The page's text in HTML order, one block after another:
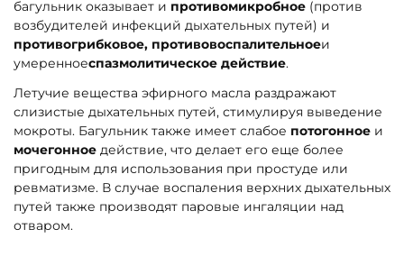
багульник оказывает и противомикробное (против
возбудителей инфекций дыхательных путей) и
противогрибковое, противовоспалительноеи
умеренноеспазмолитическое действие.
Летучие вещества эфирного масла раздражают
слизистые дыхательных путей, стимулируя выведение
мокроты. Багульник также имеет слабое потогонное и
мочегонное действие, что делает его еще более
пригодным для использования при простуде или
ревматизме. В случае воспаления верхних дыхательных
путей также производят паровые ингаляции над
отваром.